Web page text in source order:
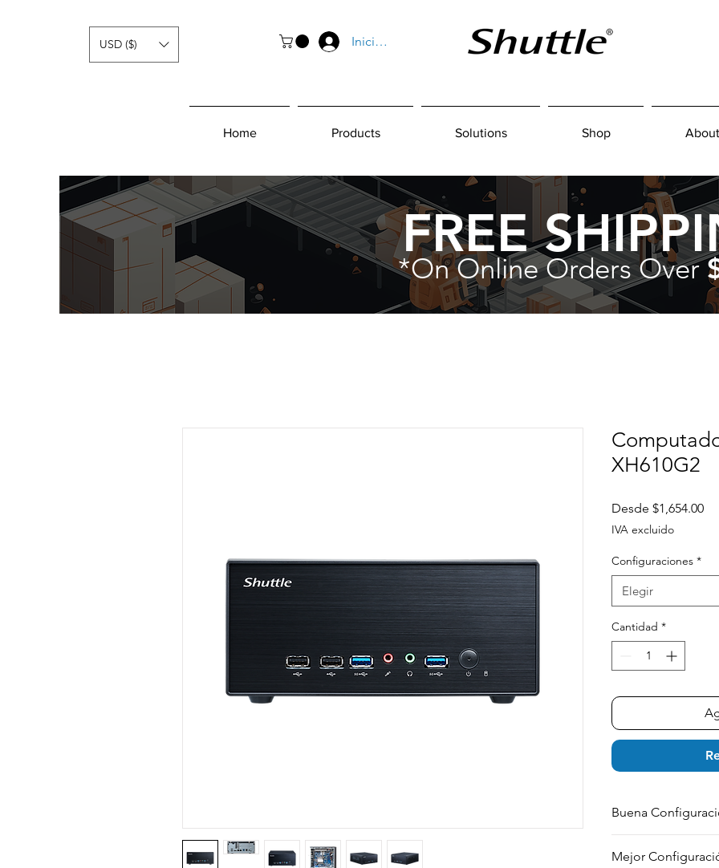
USD ($) Iniciar sesión
Home Products Solutions Shop
FREE
*On Online Orders Over
XH610G2
Desde $1,654.00
IVA excluido
Configuraciones *
Elegir
Cantidad *
Buena
8GB DDR5 SODIMM
Mejor